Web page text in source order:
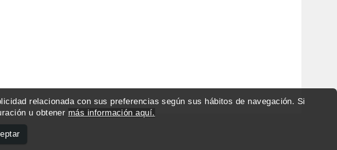
relacionada con sus preferencias según sus hábitos de navegación. Si
u obtener más información aquí.